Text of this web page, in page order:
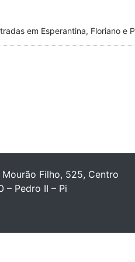
em Esperantina, Floriano e
Filho, 525, Centro
– Pedro II – Pi